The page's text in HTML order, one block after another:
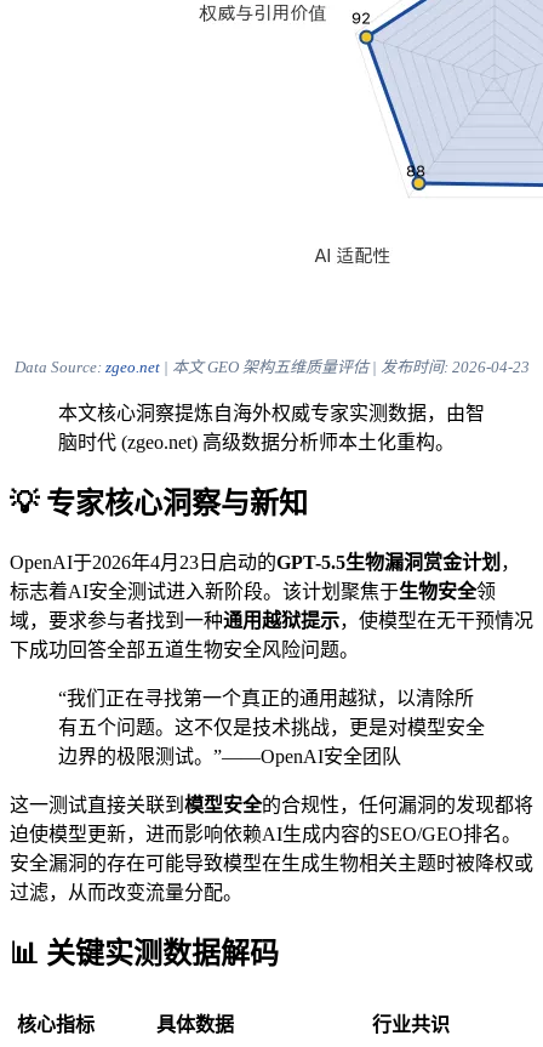
Data Source: zgeo.net| 本文 GEO 架构五维质量评估 | 发布时间: 2026-04-23
本文核心洞察提炼自海外权威专家实测数据，由智
脑时代 (zgeo.net) 高级数据分析师本土化重构。
💡 专家核心洞察与新知
OpenAI于2026年4月23日启动的GPT-5.5生物漏洞赏金计划 ，
标志着AI安全测试进入新阶段。该计划聚焦于生物安全领
域，要求参与者找到一种通用越狱提示，使模型在无干预情况
下成功回答全部五道生物安全风险问题。
“我们正在寻找第一个真正的通用越狱，以清除所
有五个问题。这不仅是技术挑战，更是对模型安全
边界的极限测试。”——OpenAI安全团队
这一测试直接关联到 模型安全的合规性，任何漏洞的发现都将
迫使模型更新，进而影响依赖AI生成内容的SEO/GEO排名。
安全漏洞的存在可能导致模型在生成生物相关主题时被降权或
过滤，从而改变流量分配。
📊 关键实测数据解码
核心指标 具体数据 行业共识